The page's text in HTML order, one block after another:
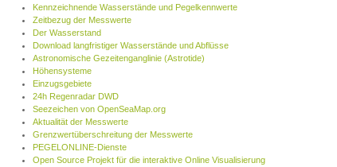
Kennzeichnende Wasserstände und Pegelkennwerte
Zeitbezug der Messwerte
Der Wasserstand
Download langfristiger Wasserstände und Abflüsse
Astronomische Gezeitenganglinie (Astrotide)
Höhensysteme
Einzugsgebiete
24h Regenradar DWD
Seezeichen von OpenSeaMap.org
Aktualität der Messwerte
Grenzwertüberschreitung der Messwerte
PEGELONLINE-Dienste
Open Source Projekt für die interaktive Online Visualisierung